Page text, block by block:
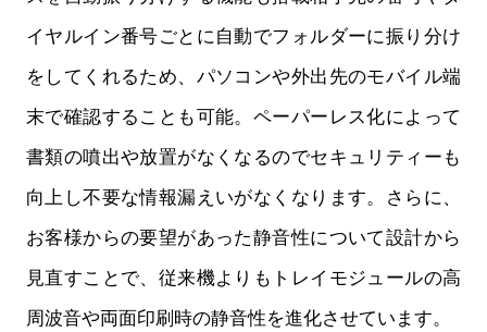
イヤルイン番号ごとに自動でフォルダーに振り分け
をしてくれるため、パソコンや外出先のモバイル端
末で確認することも可能。ペーパーレス化によって
書類の噴出や放置がなくなるのでセキュリティーも
向上し不要な情報漏えいがなくなります。さらに、
お客様からの要望があった静音性について設計から
見直すことで、従来機よりもトレイモジュールの高
周波音や両面印刷時の静音性を進化させています。